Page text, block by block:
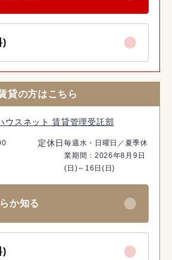
)
貸の方はこちら
ウスネット 賃貸管理受託部
定休日毎週水・日曜日／夏季休
業期間：2026年8月9日
(日)～16日(日)
か知る
)